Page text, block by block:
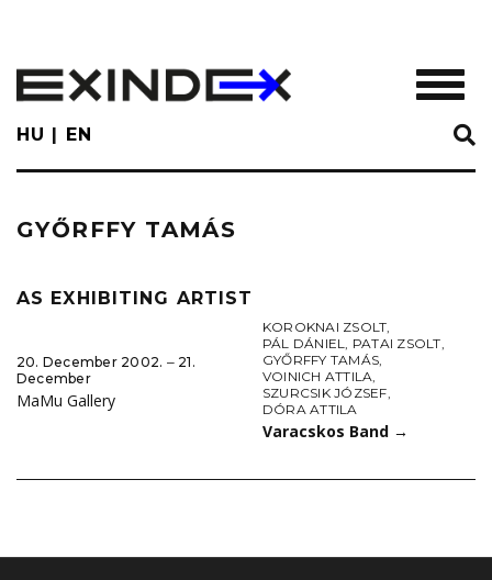
main
content
HU EN
GYŐRFFY TAMÁS
AS EXHIBITING ARTIST
20. December 2002. ‒ 21.
December
MaMu Gallery
KOROKNAI ZSOLT,
PÁL DÁNIEL, PATAI ZSOLT,
GYŐRFFY TAMÁS,
VOINICH ATTILA,
SZURCSIK JÓZSEF,
DÓRA ATTILA
Varacskos Band →